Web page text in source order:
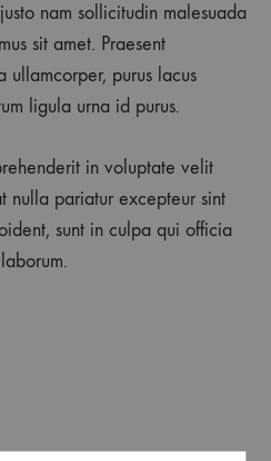
nam sollicitudin malesuada
sit amet. Praesent
ullamcorper, purus lacus
ligula urna id purus.
in voluptate velit
nulla pariatur excepteur sint
sunt in culpa qui officia